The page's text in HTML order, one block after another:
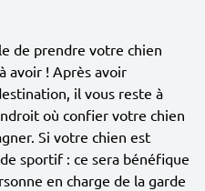
de prendre votre chien
avoir ! Après avoir
il vous reste à
où confier votre chien
Si votre chien est
sportif : ce sera bénéfique
en charge de la garde